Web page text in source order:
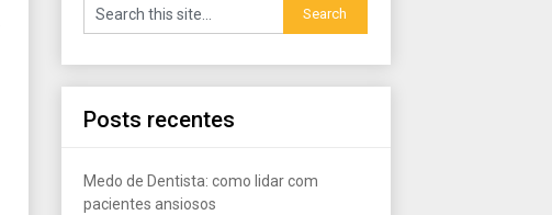
Posts recentes
Medo de Dentista: como lidar com
pacientes ansiosos